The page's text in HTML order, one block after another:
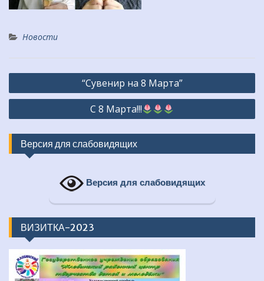
Новости
Навигация
по
“Сувенир на 8 Марта”
С 8 Марта!!!
Версия для слабовидящих
Версия для слабовидящих
ВИЗИТКА-2023